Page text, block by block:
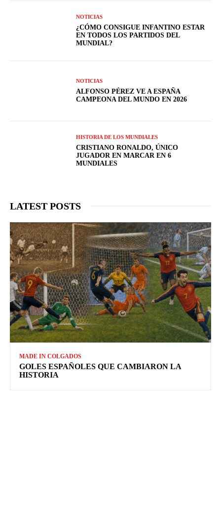
NOTICIAS
¿CÓMO CONSIGUE INFANTINO ESTAR
EN TODOS LOS PARTIDOS DEL
MUNDIAL?
NOTICIAS
ALFONSO PÉREZ VE A ESPAÑA
CAMPEONA DEL MUNDO EN 2026
HISTORIA DE LOS MUNDIALES
CRISTIANO RONALDO, ÚNICO
JUGADOR EN MARCAR EN 6
MUNDIALES
LATEST POSTS
MADE IN COLGADOS
GOLES ESPAÑOLES QUE CAMBIARON LA
HISTORIA